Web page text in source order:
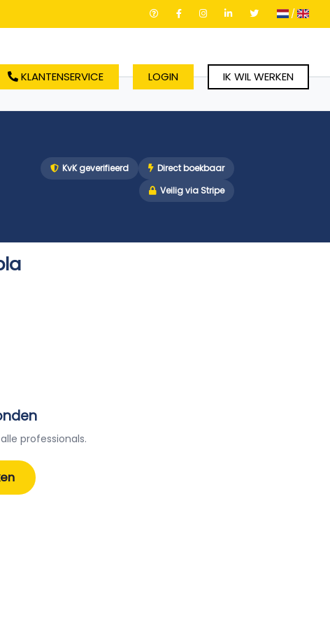
/
KLANTENSERVICE LOGIN IK WIL WERKEN
KvK geverifieerd
Direct boekbaar
Veilig via Stripe
professionals.